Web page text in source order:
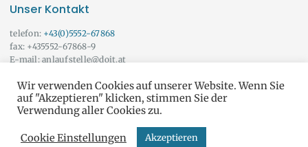
Unser Kontakt
telefon: +43(0)5552-67868
fax: +435552-67868-9
E-mail: anlaufstelle@doit.at
Wir beraten Sie auch gerne außerhalb der angeführten Öffnungszeiten!
Vereinbaren Sie doch einfach einen Termin mit uns.Onlineberatung
Wir verwenden Cookies auf unserer Website. Wenn Sie
auf "Akzeptieren" klicken, stimmen Sie der
Verwendung aller Cookies zu.
Cookie Einstellungen Akzeptieren